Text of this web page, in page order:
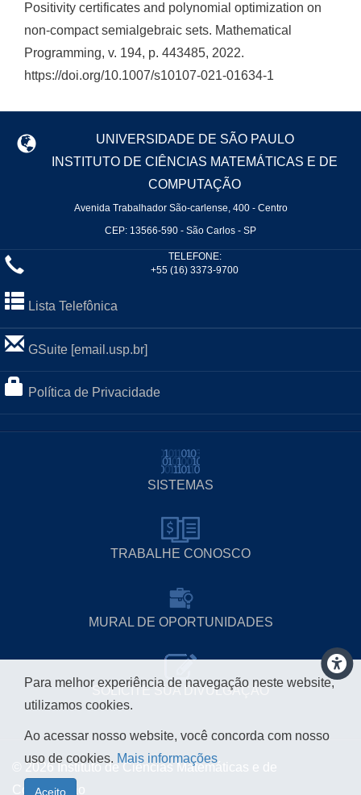
Positivity certificates and polynomial optimization on
non-compact semialgebraic sets. Mathematical
Programming, v. 194, p. 443485, 2022.
https://doi.org/10.1007/s10107-021-01634-1
UNIVERSIDADE DE SÃO PAULO
INSTITUTO DE CIÊNCIAS MATEMÁTICAS E DE
COMPUTAÇÃO
Avenida Trabalhador São-carlense, 400 - Centro
CEP: 13566-590 - São Carlos - SP
TELEFONE:
+55 (16) 3373-9700
Lista Telefônica
GSuite [email.usp.br]
Política de Privacidade
SISTEMAS
TRABALHE CONOSCO
MURAL DE OPORTUNIDADES
SOLICITE SUA DIVULGAÇÃO
© 2026 Instituto de Ciências Matemáticas e de
Computação
Para melhor experiência de navegação neste website,
utilizamos cookies.
Ao acessar nosso website, você concorda com nosso
uso de cookies. Mais informações
Aceito